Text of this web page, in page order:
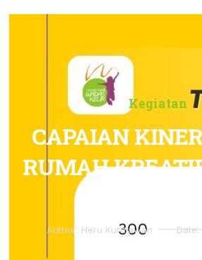
Kegiatan
CAPAIAN
RUMAH
Author: Heru Kurniawan Date: